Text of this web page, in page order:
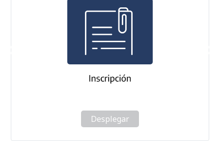
Desplegar